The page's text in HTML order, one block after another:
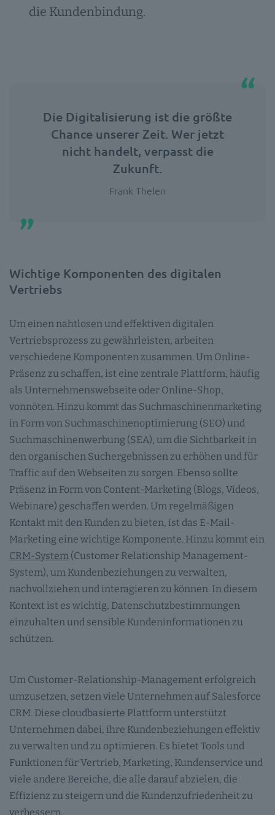
die Kundenbindung.
Die Digitalisierung ist die größte
Chance unserer Zeit. Wer jetzt
nicht handelt, verpasst die
Zukunft.
Frank Thelen
Wichtige Komponenten des digitalen
Vertriebs
Um einen nahtlosen und effektiven digitalen
Vertriebsprozess zu gewährleisten, arbeiten
verschiedene Komponenten zusammen. Um Online-
Präsenz zu schaffen, ist eine zentrale Plattform, häufig
als Unternehmenswebseite oder Online-Shop,
vonnöten. Hinzu kommt das Suchmaschinenmarketing
in Form von Suchmaschinenoptimierung (SEO) und
Suchmaschinenwerbung (SEA), um die Sichtbarkeit in
den organischen Suchergebnissen zu erhöhen und für
Traffic auf den Webseiten zu sorgen. Ebenso sollte
Präsenz in Form von Content-Marketing (Blogs, Videos,
Webinare) geschaffen werden. Um regelmäßigen
Kontakt mit den Kunden zu bieten, ist das E-Mail-
Marketing eine wichtige Komponente. Hinzu kommt ein
CRM-System (Customer Relationship Management-
System), um Kundenbeziehungen zu verwalten,
nachvollziehen und interagieren zu können. In diesem
Kontext ist es wichtig, Datenschutzbestimmungen
einzuhalten und sensible Kundeninformationen zu
schützen.
Um Customer-Relationship-Management erfolgreich
umzusetzen, setzen viele Unternehmen auf Salesforce
CRM. Diese cloudbasierte Plattform unterstützt
Unternehmen dabei, ihre Kundenbeziehungen effektiv
zu verwalten und zu optimieren. Es bietet Tools und
Funktionen für Vertrieb, Marketing, Kundenservice und
viele andere Bereiche, die alle darauf abzielen, die
Effizienz zu steigern und die Kundenzufriedenheit zu
verbessern.